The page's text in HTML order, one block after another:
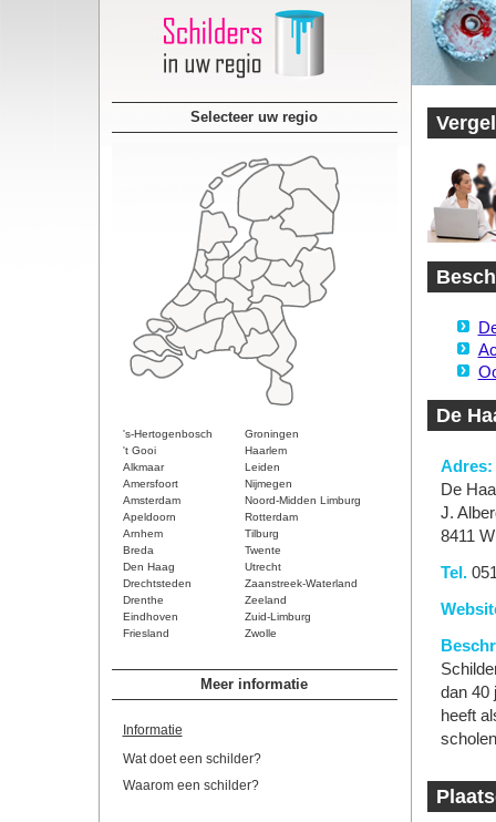
Selecteer uw regio
's-Hertogenbosch
Groningen
't Gooi
Haarlem
Alkmaar
Leiden
Amersfoort
Nijmegen
Amsterdam
Noord-Midden Limburg
Apeldoorn
Rotterdam
Arnhem
Tilburg
Breda
Twente
Den Haag
Utrecht
Drechtsteden
Zaanstreek-Waterland
Drenthe
Zeeland
Eindhoven
Zuid-Limburg
Friesland
Zwolle
Meer informatie
Informatie
Wat doet een schilder?
Waarom een schilder?
De
Adres:
De
J.
8411
Tel.
dan 40
heeft